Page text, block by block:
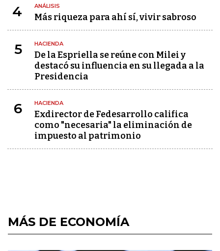
4 ANÁLISIS
Más riqueza para ahí sí, vivir sabroso
5 HACIENDA
De la Espriella se reúne con Milei y
destacó su influencia en su llegada a la
Presidencia
6 HACIENDA
Exdirector de Fedesarrollo califica
como "necesaria" la eliminación de
impuesto al patrimonio
MÁS DE ECONOMÍA